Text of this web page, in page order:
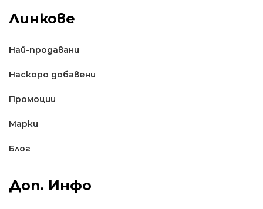
Линкове
Най-продавани
Наскоро добавени
Промоции
Марки
Блог
Доп. Инфо